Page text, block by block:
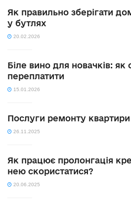
Як правильно зберігати
у бутлях
20.02.2026
Біле вино для новачків: як
переплатити
15.01.2026
Послуги ремонту
26.11.2025
Як працює пролонгація
нею скористатися?
20.06.2025